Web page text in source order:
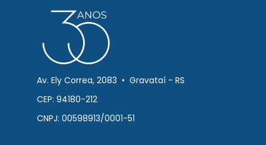
Av. Ely Correa, 2083 • Gravataí - RS
CEP: 94180-212
CNPJ: 00598913/0001-51